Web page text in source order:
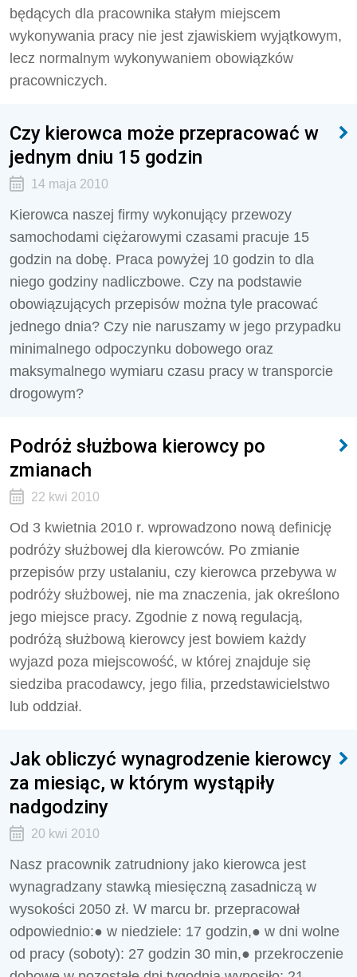
będących dla pracownika stałym miejscem
wykonywania pracy nie jest zjawiskiem wyjątkowym,
lecz normalnym wykonywaniem obowiązków
pracowniczych.
Czy kierowca może przepracować w
jednym dniu 15 godzin
14 maja 2010
Kierowca naszej firmy wykonujący przewozy
samochodami ciężarowymi czasami pracuje 15
godzin na dobę. Praca powyżej 10 godzin to dla
niego godziny nadliczbowe. Czy na podstawie
obowiązujących przepisów można tyle pracować
jednego dnia? Czy nie naruszamy w jego przypadku
minimalnego odpoczynku dobowego oraz
maksymalnego wymiaru czasu pracy w transporcie
drogowym?
Podróż służbowa kierowcy po
zmianach
22 kwi 2010
Od 3 kwietnia 2010 r. wprowadzono nową definicję
podróży służbowej dla kierowców. Po zmianie
przepisów przy ustalaniu, czy kierowca przebywa w
podróży służbowej, nie ma znaczenia, jak określono
jego miejsce pracy. Zgodnie z nową regulacją,
podróżą służbową kierowcy jest bowiem każdy
wyjazd poza miejscowość, w której znajduje się
siedziba pracodawcy, jego filia, przedstawicielstwo
lub oddział.
Jak obliczyć wynagrodzenie kierowcy
za miesiąc, w którym wystąpiły
nadgodziny
20 kwi 2010
Nasz pracownik zatrudniony jako kierowca jest
wynagradzany stawką miesięczną zasadniczą w
wysokości 2050 zł. W marcu br. przepracował
odpowiednio:● w niedziele: 17 godzin,● w dni wolne
od pracy (soboty): 27 godzin 30 min,● przekroczenie